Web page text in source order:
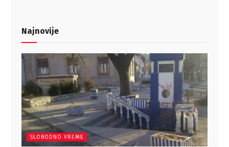
Najnovije
SLOBODNO VREME